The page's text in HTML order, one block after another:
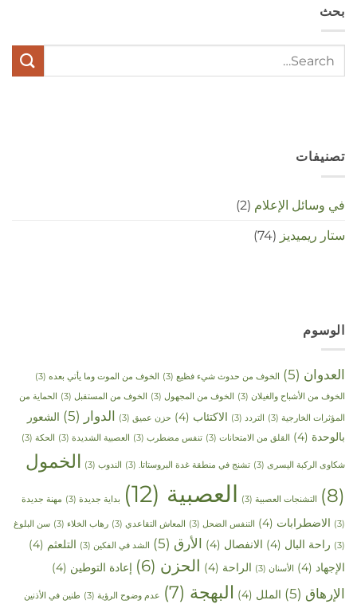
in
بحث
تصنيفات
في وسائل الإعلام (2)
ستار ريميديز (74)
الوسوم
العدوان (5) الخوف من حدوث شيء فظيع (3) الخوف من الموت وما يأتي بعده (3)
الخوف من الأشباح والغيلان (3) الخوف من المجهول (3) الخوف من المستقبل (3) الحماية من
المؤثرات الخارجية (3) التردد (3) الاكتئاب (4) حزن عميق (3) الدوار (5)
الشعور
بالوحدة (4) القلق من الامتحانات (3) تنفس مضطرب (3) العصبية الشديدة (3) الحكة (3)
شكاوى الركبة اليسرى (3) تشنج في منطقة غدة البروستاتا. (3) الندوب (3)
الخمول
(8)
التشنجات العصبية (3) العصبية (12) بداية جديدة (3) مهنة جديدة
(3) الاضطرابات (4) التنفس الضحل (3) المعاش التقاعدي (3) رهاب الخلاء (3) سن البلوغ
(3) راحة البال (4) الانفصال (4) الأرق (5) الشد في الفكين (3) التلعثم (4)
الإجهاد (4) الأسنان (3) الراحة (4) الحزن (6) إعادة التوطين (4)
الإرهاق (5) الملل (4) البهجة (7) عدم وضوح الرؤية (3) طنين في الأذنين